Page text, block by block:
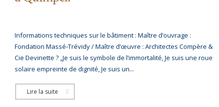
Informations techniques sur le bâtiment : Maître d’ouvrage :
Fondation Massé‑Trévidy / Maître d’œuvre : Architectes Compère &
Cie Devinette ? „Je suis le symbole de l’immortalité, Je suis une roue
solaire empreinte de dignité, Je suis un...
Lire la suite